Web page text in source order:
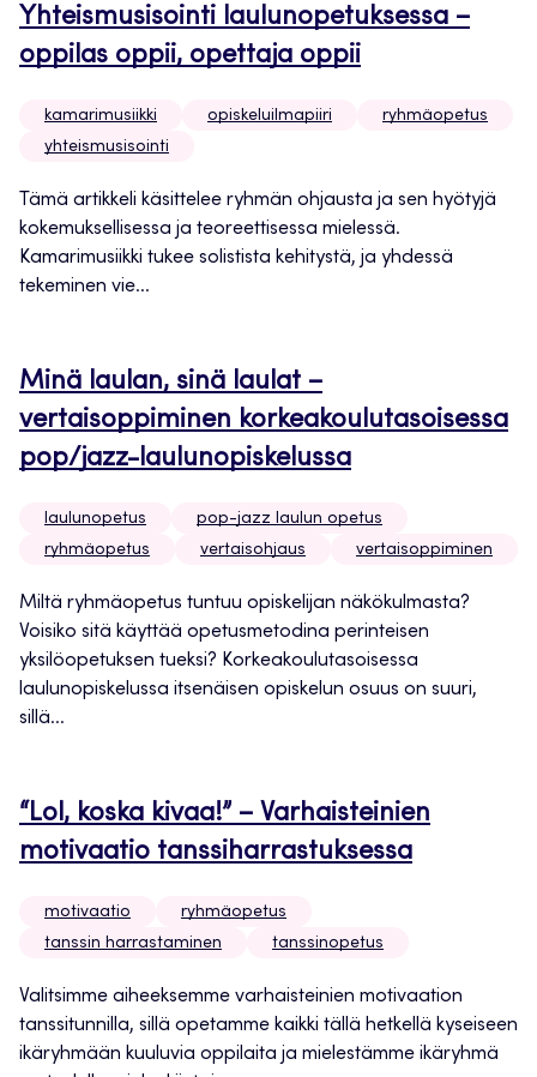
Yhteismusisointi laulunopetuksessa –
oppilas oppii, opettaja oppii
kamarimusiikki opiskeluilmapiiri
ryhmäopetus
yhteismusisointi
Tämä artikkeli käsittelee ryhmän ohjausta ja sen hyötyjä
kokemuksellisessa ja teoreettisessa mielessä.
Kamarimusiikki tukee solistista kehitystä, ja yhdessä
tekeminen vie...
Minä laulan, sinä laulat –
vertaisoppiminen korkeakoulutasoisessa
pop/jazz-laulunopiskelussa
laulunopetus
pop-jazz laulun opetus
ryhmäopetus
vertaisohjaus vertaisoppiminen
Miltä ryhmäopetus tuntuu opiskelijan näkökulmasta?
Voisiko sitä käyttää opetusmetodina perinteisen
yksilöopetuksen tueksi? Korkeakoulutasoisessa
laulunopiskelussa itsenäisen opiskelun osuus on suuri,
sillä...
“Lol, koska kivaa!” – Varhaisteinien
motivaatio tanssiharrastuksessa
motivaatio
ryhmäopetus
tanssin harrastaminen
tanssinopetus
Valitsimme aiheeksemme varhaisteinien motivaation
tanssitunnilla, sillä opetamme kaikki tällä hetkellä kyseiseen
ikäryhmään kuuluvia oppilaita ja mielestämme ikäryhmä